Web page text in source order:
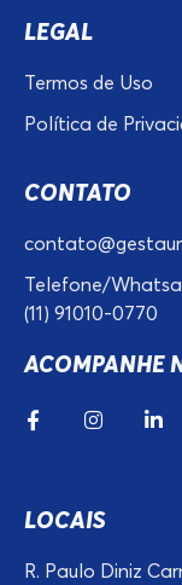
LEGAL
Termos de Uso
Política de
CONTATO
Telefone/
(11) 91010-0770
ACOMPANHE
LOCAIS
R. Paulo Diniz